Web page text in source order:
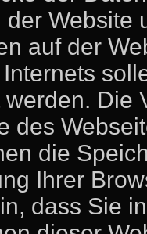
der Website
auf der
werden. Die
des
die
Ihrer
dass Sie